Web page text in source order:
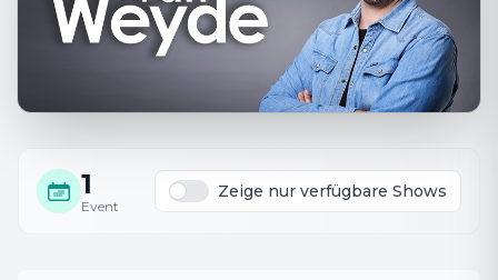
1
Event
Zeige nur verfügbare Shows